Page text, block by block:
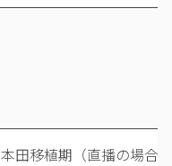
本田移植期（直播の場合